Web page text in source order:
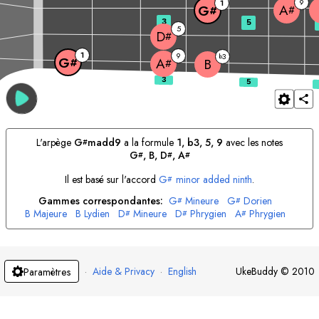
G# 1 A# 9 B b3
D# 5
G# 1 A#
3 5
L'arpège G#madd9 a la formule 1, b3, 5, 9 avec les notes
G#, B, D#, A#
Il est basé sur l'accord G# minor added ninth.
Gammes correspondantes: G# Mineure G# Dorien
B Majeure B Lydien D# Mineure D# Phrygien A# Phrygien
A# Locrien
Paramètres · Aide & Privacy · English UkeBuddy © 2010